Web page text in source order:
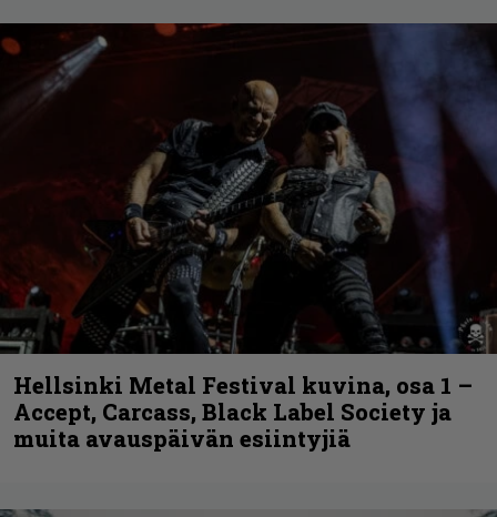
Hellsinki Metal Festival kuvina, osa 1 –
Accept, Carcass, Black Label Society ja
muita avauspäivän esiintyjiä